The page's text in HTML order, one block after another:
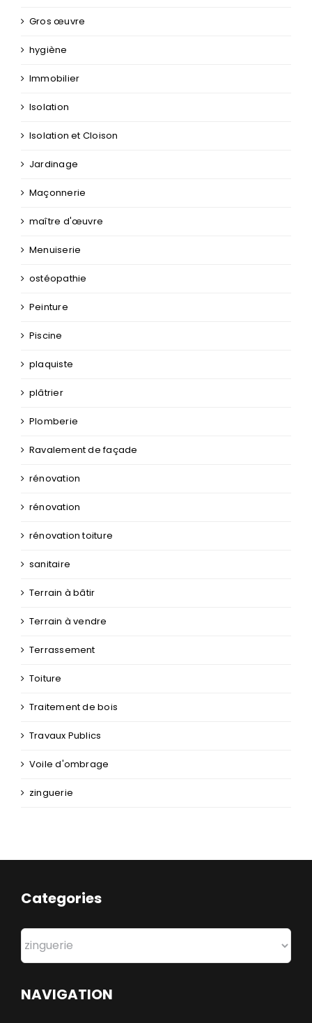
Gros œuvre
hygiène
Immobilier
Isolation
Isolation et Cloison
Jardinage
Maçonnerie
maître d'œuvre
Menuiserie
ostéopathie
Peinture
Piscine
plaquiste
plâtrier
Plomberie
Ravalement de façade
rénovation
rénovation
rénovation toiture
sanitaire
Terrain à bâtir
Terrain à vendre
Terrassement
Toiture
Traitement de bois
Travaux Publics
Voile d'ombrage
zinguerie
Categories
Categories
NAVIGATION